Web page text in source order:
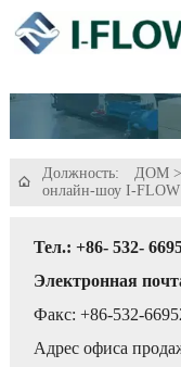

Должность: ДОМ>
онлайн-шоу I-
Тел.: +86- 532-
Электронная
Факс: +86-532-
Адрес офиса